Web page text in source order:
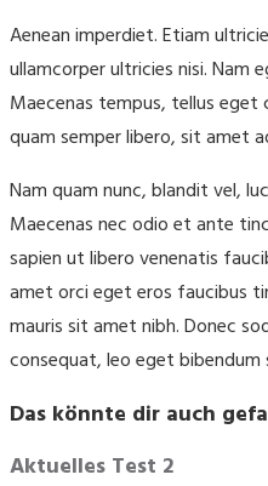
Aenean imperdiet. Etiam
ullamcorper ultricies nisi. Nam
Maecenas tempus, tellus eget
quam semper libero, sit amet
Nam quam nunc, blandit vel,
Maecenas nec odio et ante
sapien ut libero venenatis
amet orci eget eros faucibus
mauris sit amet nibh. Donec
consequat, leo eget bibendum
Das könnte dir auch
Aktuelles Test 2